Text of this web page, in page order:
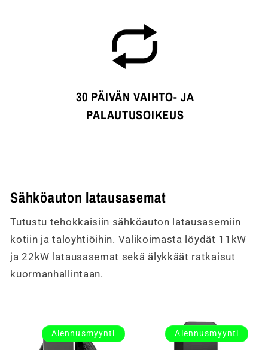
30 PÄIVÄN VAIHTO- JA
PALAUTUSOIKEUS
Sähköauton latausasemat
Tutustu tehokkaisiin sähköauton latausasemiin
kotiin ja taloyhtiöihin. Valikoimasta löydät 11kW
ja 22kW latausasemat sekä älykkäät ratkaisut
kuormanhallintaan.
Alennusmyynti Alennusmyynti